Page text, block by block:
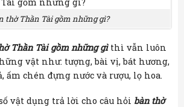
thờ Thần Tài gồm những gì?
Thần Tài gồm những gìthì vẫn luôn
vật như: tượng, bài vị, bát hương,
ấm chén đựng nước và rượu, lọ hoa.
vật dụng trả lời cho câu hỏi bàn thờ